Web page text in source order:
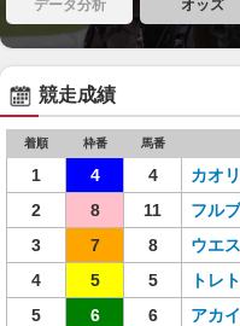
データ分析 オッズ
競走成績
着順 枠番 馬番
1 4 4 カオ
2
8 11 フル
3
7 8 ウエ
4
5 5 トレ
5
6 6 アカ